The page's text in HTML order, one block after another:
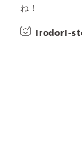
ね！
irodori-